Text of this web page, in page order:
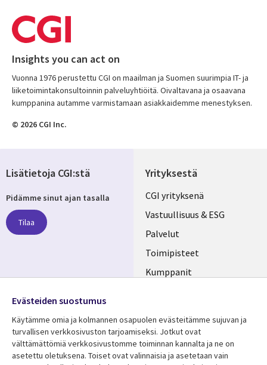
Insights you can act on
Vuonna 1976 perustettu CGI on maailman ja Suomen suurimpia IT- ja
liiketoimintakonsultoinnin palveluyhtiöitä. Oivaltavana ja osaavana
kumppanina autamme varmistamaan asiakkaidemme menestyksen.
© 2026 CGI Inc.
Yrityksestä
Useful
links
FINLAND
CGI yrityksenä
Vastuullisuus & ESG
Palvelut
Toimipisteet
Kumppanit
Resurssikeskus Lisätietoa
Lisätietoja CGI:stä
Pidämme sinut ajan tasalla
Tilaa
Media
FINLAND
Evästeiden suostumus
Käytämme omia ja kolmannen osapuolen evästeitämme sujuvan ja
turvallisen verkkosivuston tarjoamiseksi. Jotkut ovat
välttämättömiä verkkosivustomme toiminnan kannalta ja ne on
asetettu oletuksena. Toiset ovat valinnaisia ​​ja asetetaan vain